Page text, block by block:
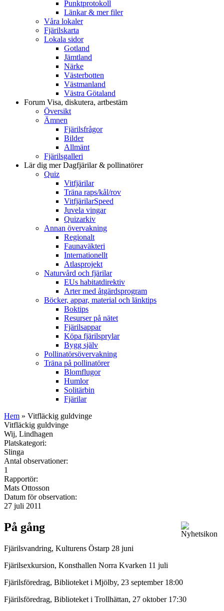
Punktprotokoll
Länkar & mer filer
Våra lokaler
Fjärilskarta
Lokala sidor
Gotland
Jämtland
Närke
Västerbotten
Västmanland
Västra Götaland
Forum Visa, diskutera, artbestäm
Översikt
Ämnen
Fjärilsfrågor
Bilder
Allmänt
Fjärilsgalleri
Lär dig merDagfjärilar & pollinatörer
Quiz
Vitfjärilar
Träna raps/kål/rov
VitfjärilarSpeed
Juvela vingar
Quizarkiv
Annan övervakning
Regionalt
Faunaväkteri
Internationellt
Atlasprojekt
Naturvård och fjärilar
EUs habitatdirektiv
Arter med åtgärdsprogram
Böcker, appar, material och länktips
Boktips
Resurser på nätet
Fjärilsappar
Köpa fjärilsprylar
Bygg själv
Pollinatörsövervakning
Träna på pollinatörer
Blomflugor
Humlor
Solitärbin
Fjärilar
Hem » Vitfläckig guldvinge
Vitfläckig guldvinge
Wij, Lindhagen
Platskategori:
Slinga
Antal observationer:
1
Rapportör:
Mats Ottosson
Datum för observation:
27 juli 2011
På gång
Fjärilsvandring, Kulturens Östarp 28 juni
Fjärilsexkursion, Konsthallen Norra Kvarken 11 juli
Fjärilsföredrag, Biblioteket i Mjölby, 23 september 18:00
Fjärilsföredrag, Biblioteket i Trollhättan, 27 oktober 17:30